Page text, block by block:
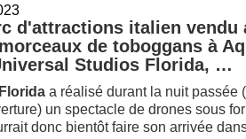
d'attractions italien vendu
de toboggans à
Studios Florida, …
a réalisé durant la nuit passée
un spectacle de drones sous
donc bientôt faire son arrivée